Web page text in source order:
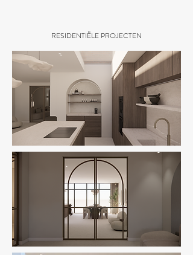
RESIDENTIËLE PROJECTEN